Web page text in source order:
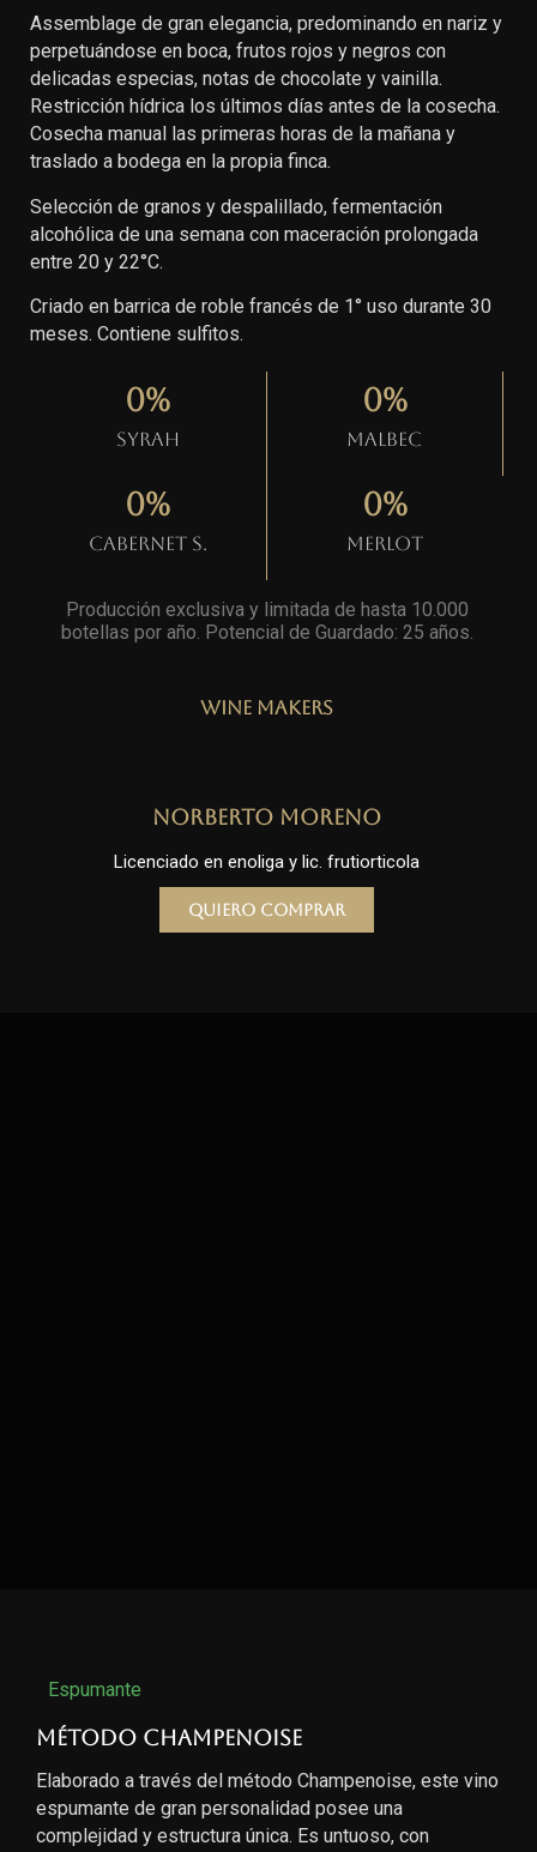
Assemblage de gran elegancia, predominando en nariz y
perpetuándose en boca, frutos rojos y negros con
delicadas especias, notas de chocolate y vainilla.
Restricción hídrica los últimos días antes de la cosecha.
Cosecha manual las primeras horas de la mañana y
traslado a bodega en la propia finca.
Selección de granos y despalillado, fermentación
alcohólica de una semana con maceración prolongada
entre 20 y 22°C.
Criado en barrica de roble francés de 1° uso durante 30
meses. Contiene sulfitos.
Syrah
0%
Malbec
0%
Cabernet S.
0%
Merlot
0%
Producción exclusiva y limitada de hasta 10.000
botellas por año. Potencial de Guardado: 25 años
Wine Makers
Norberto Moreno
Licenciado en enoliga y lic. frutiorticola
Quiero comprar
Espumante
Método Champenoise
Elaborado a través del método Champenoise, este vino
espumante de gran personalidad posee una
complejidad y estructura única. Es untuoso, con